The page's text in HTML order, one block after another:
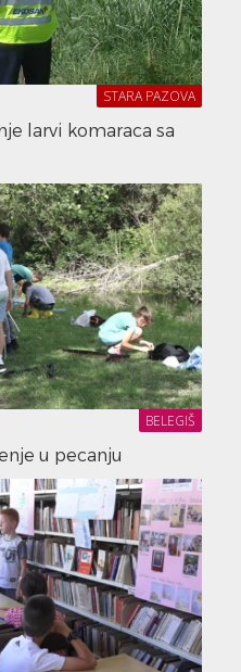
STARA PAZOVA
larvi komaraca sa
BELEGIŠ
u pecanju